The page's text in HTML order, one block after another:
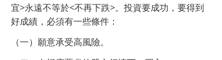
宜>永遠不等於<不再下跌>。投資要成功，要得到
好成績，必須有一些條件：
（一）願意承受高風險。